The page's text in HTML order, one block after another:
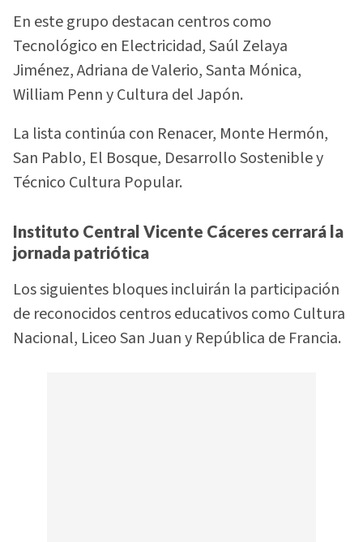
En este grupo destacan centros como
Tecnológico en Electricidad, Saúl Zelaya
Jiménez, Adriana de Valerio, Santa Mónica,
William Penn y Cultura del Japón.
La lista continúa con Renacer, Monte Hermón,
San Pablo, El Bosque, Desarrollo Sostenible y
Técnico Cultura Popular.
Instituto Central Vicente Cáceres cerrará la
jornada patriótica
Los siguientes bloques incluirán la participación
de reconocidos centros educativos como Cultura
Nacional, Liceo San Juan y República de Francia.